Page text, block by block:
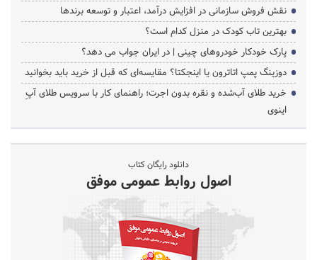
نقش فروش سازمانی در افزایش درآمد، اعتبار و توسعه برندها
بهترین تاب کودک در منزل کدام است؟
پارک خودکار خودروهای چینی | در ایران جواب می دهد؟
دوزینگ پمپ اتاترون یا اینجکتا؟ مقایسه‌ای که قبل از خرید باید بخوانید
خرید طلای آب‌شده و نقره بدون اجرت؛ راهنمای کار با سرویس طلای آپِ
اینوی
دانلود رایگان کتاب
اصول روابط عمومی موفق